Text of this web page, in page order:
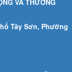
Tây Sơn, Phường